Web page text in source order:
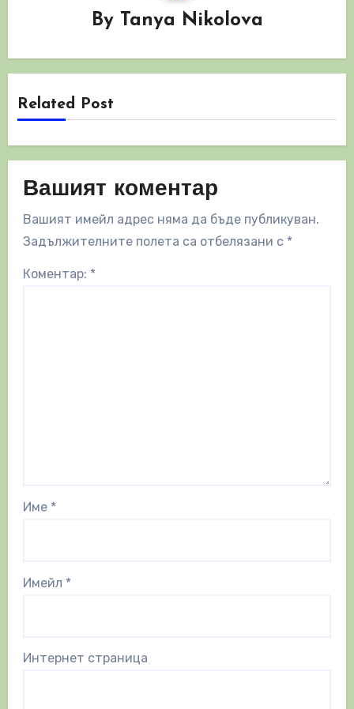
By Tanya Nikolova
Related Post
Вашият коментар
Вашият имейл адрес няма да бъде публикуван.
Задължителните полета са отбелязани с *
Коментар: *
Име *
Имейл *
Интернет страница